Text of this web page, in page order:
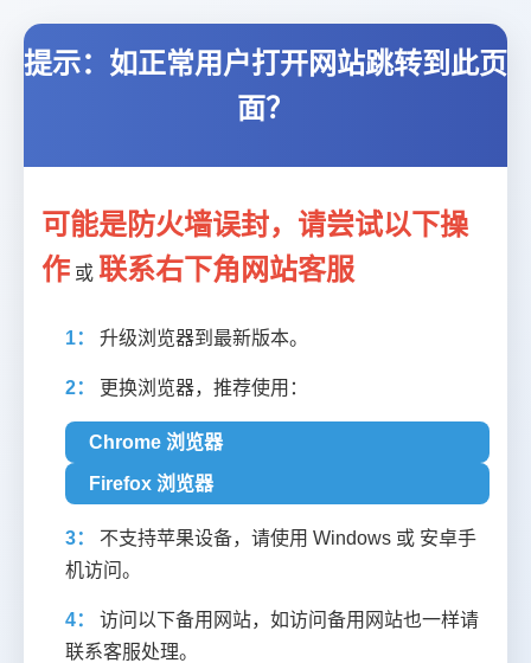
提示：如正常用户打开网站跳转到此页
面？
可能是防火墙误封，请尝试以下操
作 或 联系右下角网站客服
1： 升级浏览器到最新版本。
2： 更换浏览器，推荐使用：
Chrome 浏览器
Firefox 浏览器
3：
不支持苹果设备，请使用 Windows 或 安卓手
机访问。
4：
访问以下备用网站，如访问备用网站也一样请
联系客服处理。